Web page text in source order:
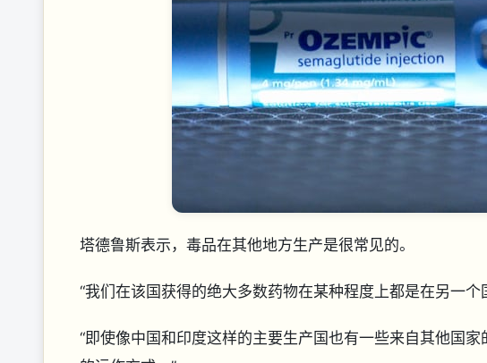
塔德鲁斯表示，毒品在其他地方生产是很常见的。
“我们在该国获得的绝大多数药物在某种程度上都是在另一个
“即使像中国和印度这样的主要生产国也有一些来自其他国